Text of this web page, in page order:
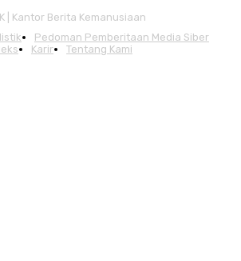
| Kantor Berita Kemanusiaan
Pedoman Pemberitaan Media Siber
Karir Tentang Kami